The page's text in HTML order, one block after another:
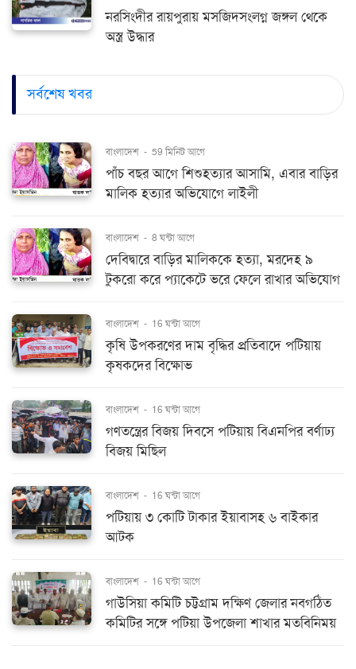
নরসিংদীর রায়পুরায় মসজিদসংলগ্ন জঙ্গল থেকে
অস্ত্র উদ্ধার
সর্বশেষ খবর
বাংলাদেশ - 59 মিনিট আগে
পাঁচ বছর আগে শিশুহত্যার আসামি, এবার বাড়ির
মালিক হত্যার অভিযোগে লাইলী
বাংলাদেশ - 8 ঘন্টা আগে
দেবিদ্বারে বাড়ির মালিককে হত্যা, মরদেহ ৯
টুকরো করে প্যাকেটে ভরে ফেলে রাখার অভিযোগ
বাংলাদেশ - 16 ঘন্টা আগে
কৃষি উপকরণের দাম বৃদ্ধির প্রতিবাদে পটিয়ায়
কৃষকদের বিক্ষোভ
বাংলাদেশ - 16 ঘন্টা আগে
গণতন্ত্রের বিজয় দিবসে পটিয়ায় বিএনপির বর্ণাঢ্য
বিজয় মিছিল
বাংলাদেশ - 16 ঘন্টা আগে
পটিয়ায় ৩ কোটি টাকার ইয়াবাসহ ৬ বাইকার
আটক
বাংলাদেশ - 16 ঘন্টা আগে
গাউসিয়া কমিটি চট্টগ্রাম দক্ষিণ জেলার নবগঠিত
কমিটির সঙ্গে পটিয়া উপজেলা শাখার মতবিনিময়